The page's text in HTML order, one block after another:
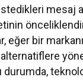
mesaj
eğer bir